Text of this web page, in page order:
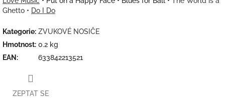
Ghetto • Do I Do
Kategorie: ZVUKOVÉ NOSIČE
Hmotnost: 0.2 kg
EAN : 633842213521
ZEPTAT SE